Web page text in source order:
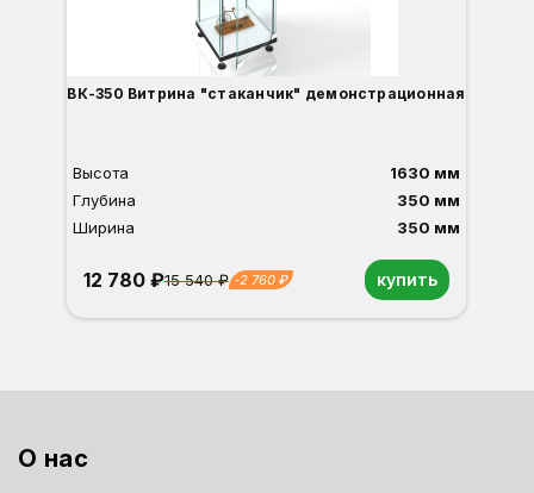
ВК-350 Витрина "стаканчик" демонстрационная
Высота
1630 мм
Глубина
350 мм
Ширина
350 мм
12 780 ₽15 540 ₽ -2 760 ₽ купить
О нас